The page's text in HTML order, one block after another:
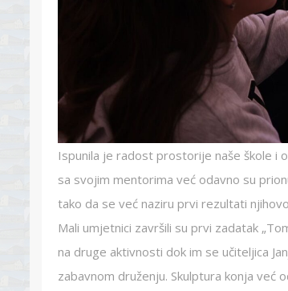
Ispunila je radost prostorije naše škole i
sa svojim mentorima već odavno su
tako da se već naziru prvi rezultati
Mali umjetnici završili su prvi zadatak
na druge aktivnosti dok im se učiteljica
zabavnom druženju. Skulptura konja već